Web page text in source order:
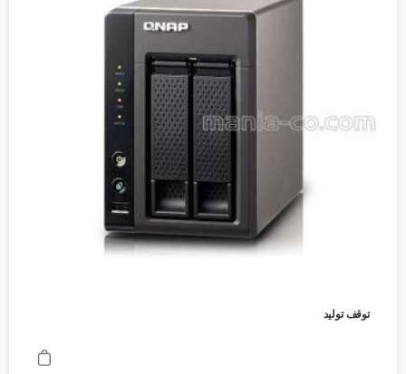
توقف تولید